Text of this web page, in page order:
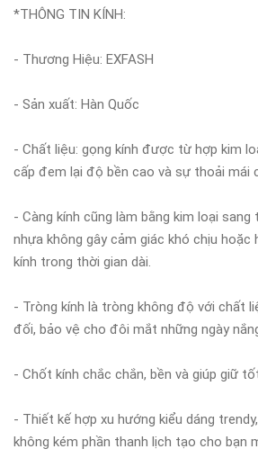
*THÔNG TIN KÍNH:
- Thương Hiệu: EXFASH
- Sản xuất: Hàn Quốc
- Chất liệu: gọng kính được từ hợp kim
cấp đem lại độ bền cao và sự thoải mái
- Càng kính cũng làm bằng kim loại sang
nhựa không gây cảm giác khó chịu hoặc
kính trong thời gian dài.
- Tròng kính là tròng không độ với chất
đối, bảo vệ cho đôi mắt những ngày
- Chốt kính chắc chắn, bền và giúp giữ
- Thiết kế hợp xu hướng kiểu dáng
không kém phần thanh lịch tạo cho bạn